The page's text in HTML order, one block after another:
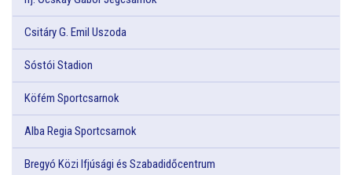
Csitáry G. Emil Uszoda
Sóstói Stadion
Köfém Sportcsarnok
Alba Regia Sportcsarnok
Bregyó Közi Ifjúsági és Szabadidőcentrum